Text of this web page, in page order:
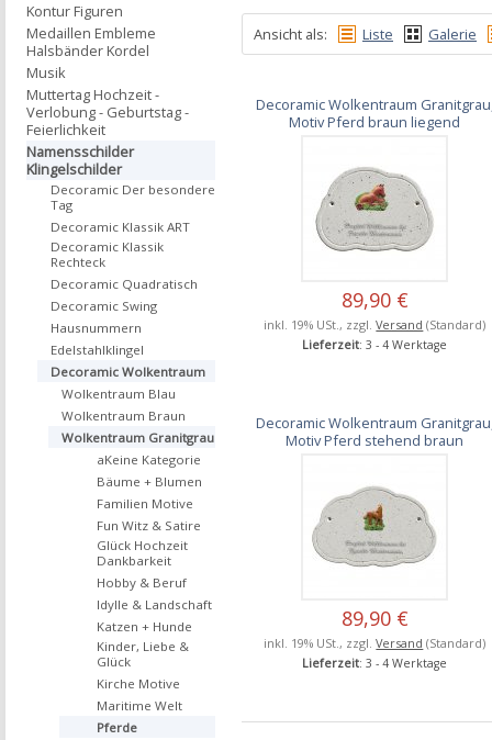
Ansicht als: Liste Galerie
Decoramic Wolkentraum
Motiv Pferd braun liegend
89,90 €
inkl. 19% USt., zzgl.Versand (Standard)
Lieferzeit: 3 - 4 Werktage
Decoramic Wolkentraum
Motiv Pferd stehend braun
89,90 €
inkl. 19% USt., zzgl.Versand (Standard)
Lieferzeit: 3 - 4 Werktage
Kontur Figuren
Medaillen Embleme
Halsbänder Kordel
Musik
Muttertag Hochzeit -
Verlobung - Geburtstag -
Feierlichkeit
Namensschilder
Klingelschilder
Decoramic Der besondere
Tag
Decoramic Klassik ART
Decoramic Klassik
Rechteck
Decoramic Quadratisch
Decoramic Swing
Hausnummern
Edelstahlklingel
Decoramic Wolkentraum
Wolkentraum Blau
Wolkentraum Braun
Wolkentraum Granitgrau
aKeine Kategorie
Bäume + Blumen
Familien Motive
Fun Witz & Satire
Glück Hochzeit
Dankbarkeit
Hobby & Beruf
Idylle & Landschaft
Katzen + Hunde
Kinder, Liebe &
Glück
Kirche Motive
Maritime Welt
Pferde